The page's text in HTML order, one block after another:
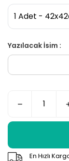
Yazılacak İsim :
En Hızlı